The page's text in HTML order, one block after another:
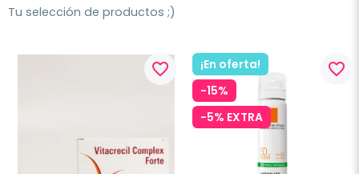
Tu selección de productos ;)
favorite_border
¡En oferta!
-15%
-5% EXTRA
favorite_border